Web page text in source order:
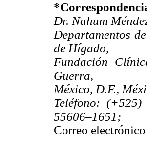
Dr. Nahum
Departamentos
de Hígado,
Fundación
Guerra,
México, D.F.,
Teléfono:
55606–1651;
Correo